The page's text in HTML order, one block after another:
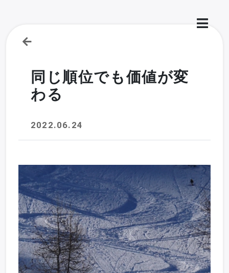
同じ順位でも価値が変
わる
2022.06.24